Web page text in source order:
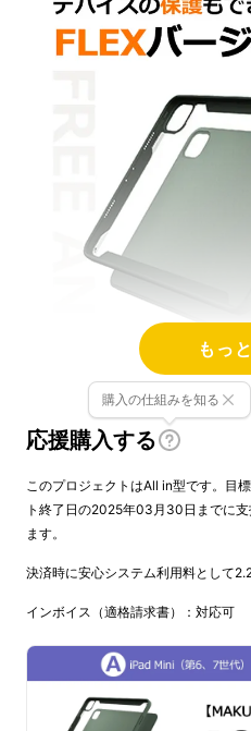
もっ
応援購入する
購入の仕組みを知る
このプロジェクトはAll in型です。目
ト終了日の2025年03月30日までに
ます。
決済時に安心システム利用料として
インボイス（適格請求書）：対応可